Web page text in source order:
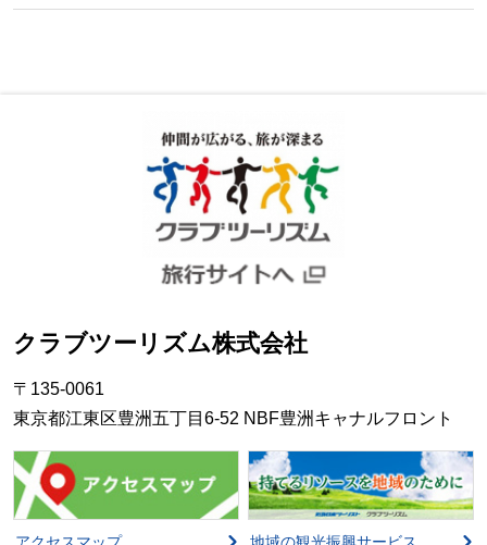
クラブツーリズム株式会社
〒135-0061
東京都江東区豊洲五丁目6-52 NBF豊洲キャナルフロント
アクセスマップ 地域の観光振興サービス